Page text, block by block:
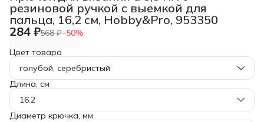
резиновой ручкой с выемкой для
пальца, 16,2 см, Hobby&Pro, 953350
284 ₽568 ₽−50%
Цвет товара
голубой, серебристый
Длина, см
16.2
Диаметр крючка, мм